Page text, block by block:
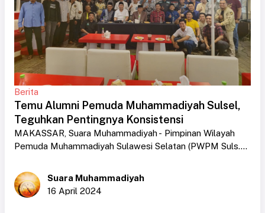
Berita
Temu Alumni Pemuda Muhammadiyah Sulsel,
Teguhkan Pentingnya Konsistensi
MAKASSAR, Suara Muhammadiyah - Pimpinan Wilayah
Pemuda Muhammadiyah Sulawesi Selatan (PWPM Suls....
Suara Muhammadiyah
16 April 2024